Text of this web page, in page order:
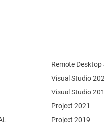
Remote Desktop
Visual Studio
Visual Studio
Project 2021
Project 2019